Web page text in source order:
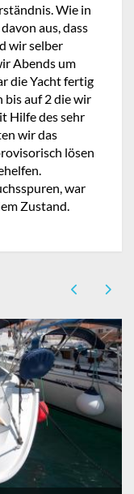
Wie in
aus, dass
wir selber
Abends um
die Yacht fertig
bis auf 2 die wir
Hilfe des sehr
wir das
lösen
war
Zustand.